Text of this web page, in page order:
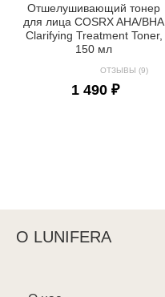
Отшелушивающий тонер
для лица COSRX AHA/BHA
Clarifying Treatment Toner,
150 мл
ОТЗЫВЫ (9)
1 490 ₽
О LUNIFERA